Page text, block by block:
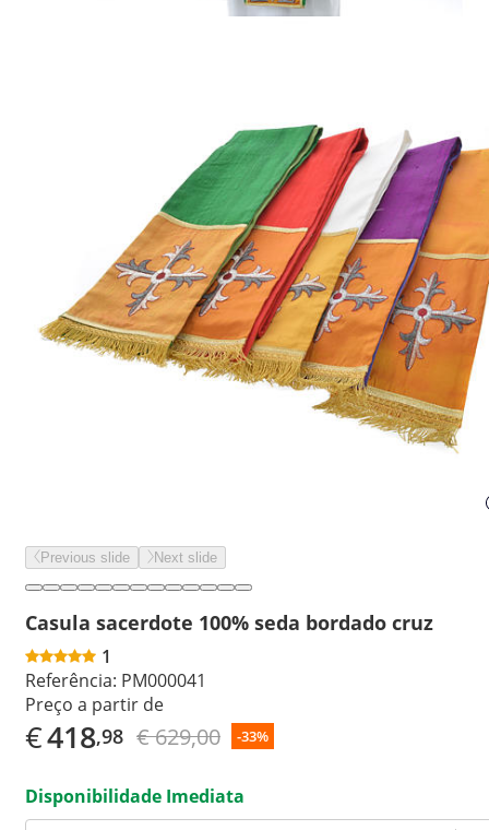
Previous slide Next slide
Casula sacerdote 100% seda bordado cruz
1
Referência: PM000041
Preço a partir de
€418,98 € 629,00 -33%
Disponibilidade Imediata